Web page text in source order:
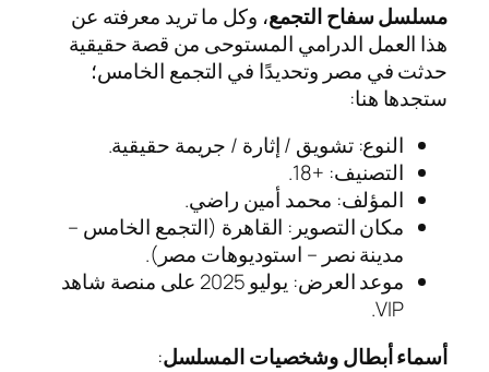
مسلسل سفاح التجمع، وكل ما تريد معرفته عن
هذا العمل الدرامي المستوحى من قصة حقيقية
حدثت في مصر وتحديدًا في التجمع الخامس؛
ستجدها هنا:
النوع: تشويق / إثارة / جريمة حقيقية.
التصنيف: +18.
المؤلف: محمد أمين راضي.
مكان التصوير: القاهرة (التجمع الخامس –
مدينة نصر – استوديوهات مصر).
موعد العرض: يوليو 2025 على منصة شاهد
VIP.
أسماء أبطال وشخصيات المسلسل: